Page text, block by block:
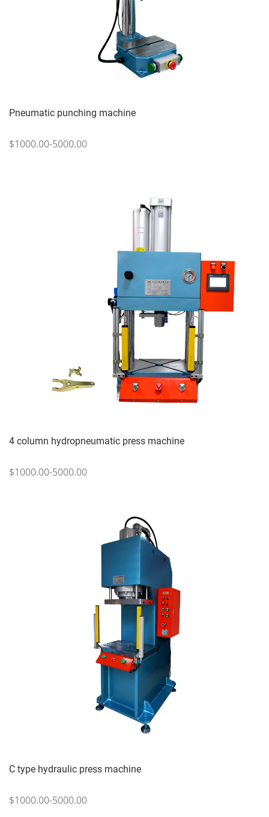
Pneumatic punching machine
$1000.00-5000.00
4 column hydropneumatic press machine
$1000.00-5000.00
C type hydraulic press machine
$1000.00-5000.00